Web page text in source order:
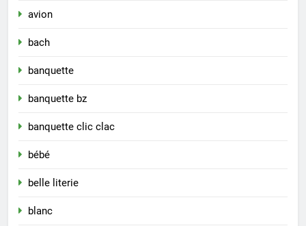
avion
bach
banquette
banquette bz
banquette clic clac
bébé
belle literie
blanc